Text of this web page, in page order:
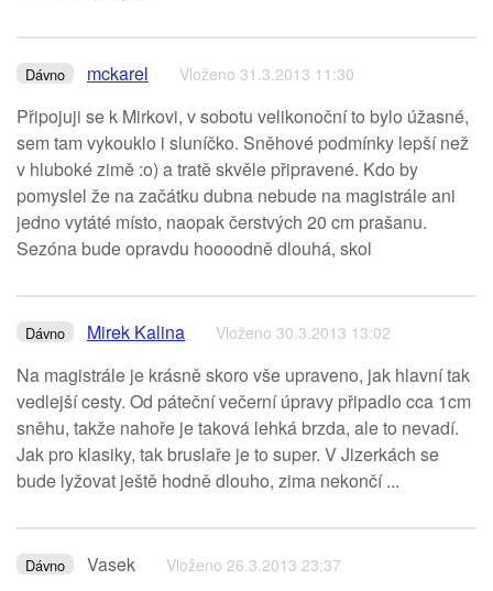
Dávno mckarel Vloženo 31.3.2013 11:30
Připojuji se k Mirkovi, v sobotu velikonoční to bylo úžasné,
sem tam vykouklo i sluníčko. Sněhové podmínky lepší než
v hluboké zimě :o) a tratě skvěle připravené. Kdo by
pomyslel že na začátku dubna nebude na magistrále ani
jedno vytáté místo, naopak čerstvých 20 cm prašanu.
Sezóna bude opravdu hoooodně dlouhá, skol
Dávno Mirek Kalina Vloženo 30.3.2013 13:02
Na magistrále je krásně skoro vše upraveno, jak hlavní tak
vedlejší cesty. Od páteční večerní úpravy připadlo cca 1cm
sněhu, takže nahoře je taková lehká brzda, ale to nevadí.
Jak pro klasiky, tak bruslaře je to super. V Jizerkách se
bude lyžovat ještě hodně dlouho, zima nekončí ...
Dávno Vasek Vloženo 26.3.2013 23:37